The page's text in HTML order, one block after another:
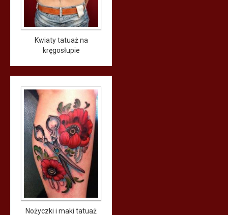
Kwiaty tatuaż na
kręgosłupie
Nożyczki i maki tatuaż